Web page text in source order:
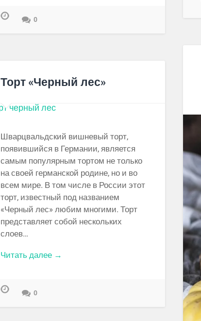
0
Торт «Черный лес»
Шварцвальдский вишневый торт,
появившийся в Германии, является
самым популярным тортом не только
на своей германской родине, но и во
всем мире. В том числе в России этот
торт, известный под названием
«Черный лес» любим многими. Торт
представляет собой нескольких
слоев…
Читать далее →
0